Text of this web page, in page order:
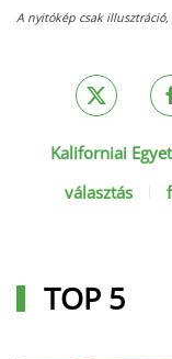
A nyitókép csak
Kaliforniai
választás
TOP 5